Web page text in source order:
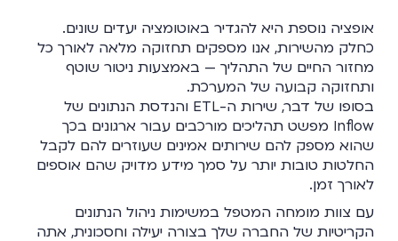
אופציה נוספת היא להגדיר באוטומציה יעדים שונים.
כחלק מהשירות, אנו מספקים תחזוקה מלאה לאורך כל
מחזור החיים של התהליך — באמצעות ניטור שוטף
ותחזוקה קבועה של המערכת.
בסופו של דבר, שירות ה-ETL והנדסת הנתונים של
Inflow מפשט תהליכים מורכבים עבור ארגונים בכך
שהוא מספק להם שירותים אמינים שעוזרים להם לקבל
החלטות טובות יותר על סמך מידע מדויק שהם אוספים
לאורך זמן.
עם צוות מומחה המטפל במשימות ניהול הנתונים
הקריטיות של החברה שלך בצורה יעילה וחסכונית, אתה